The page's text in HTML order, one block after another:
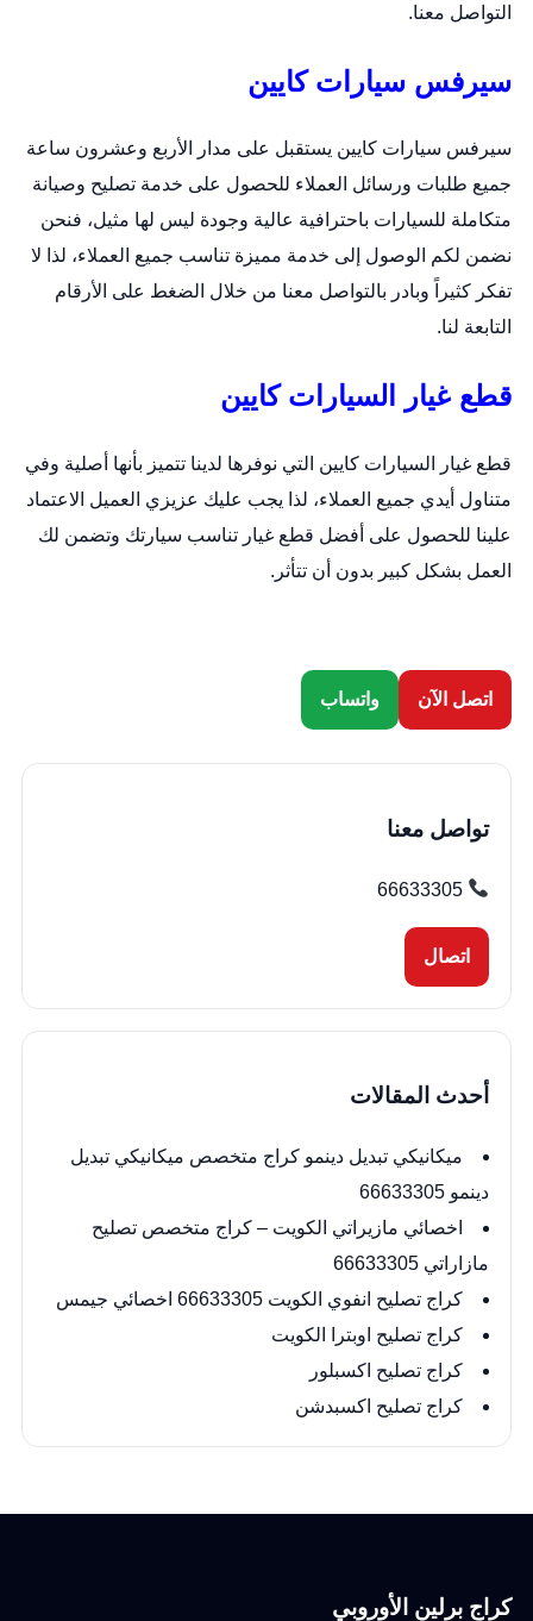
التواصل معنا.
سيرفس سيارات كايين
سيرفس سيارات كايين يستقبل على مدار الأربع وعشرون ساعة
جميع طلبات ورسائل العملاء للحصول على خدمة تصليح وصيانة
متكاملة للسيارات باحترافية عالية وجودة ليس لها مثيل، فنحن
نضمن لكم الوصول إلى خدمة مميزة تناسب جميع العملاء، لذا لا
تفكر كثيراً وبادر بالتواصل معنا من خلال الضغط على الأرقام
التابعة لنا.
قطع غيار السيارات كايين
قطع غيار السيارات كايين التي نوفرها لدينا تتميز بأنها أصلية وفي
متناول أيدي جميع العملاء، لذا يجب عليك عزيزي العميل الاعتماد
علينا للحصول على أفضل قطع غيار تناسب سيارتك وتضمن لك
العمل بشكل كبير بدون أن تتأثر.
اتصل الآن واتساب
تواصل معنا
66633305
اتصال
أحدث المقالات
ميكانيكي تبديل دينمو كراج متخصص ميكانيكي تبديل
دينمو 66633305
اخصائي مازيراتي الكويت – كراج متخصص تصليح
مازاراتي 66633305
كراج تصليح انفوي الكويت 66633305 اخصائي جيمس
كراج تصليح اوبترا الكويت
كراج تصليح اكسبلور
كراج تصليح اكسبدشن
كراج برلين الأوروبي